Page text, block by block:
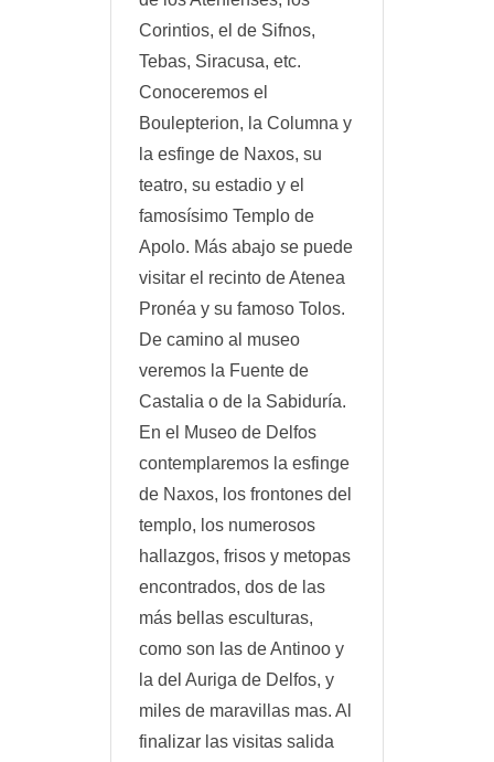
Corintios, el de Sifnos,
Tebas, Siracusa, etc.
Conoceremos el
Boulepterion, la Columna y
la esfinge de Naxos, su
teatro, su estadio y el
famosísimo Templo de
Apolo. Más abajo se puede
visitar el recinto de Atenea
Pronéa y su famoso Tolos.
De camino al museo
veremos la Fuente de
Castalia o de la Sabiduría.
En el Museo de Delfos
contemplaremos la esfinge
de Naxos, los frontones del
templo, los numerosos
hallazgos, frisos y metopas
encontrados, dos de las
más bellas esculturas,
como son las de Antinoo y
la del Auriga de Delfos, y
miles de maravillas mas. Al
finalizar las visitas salida